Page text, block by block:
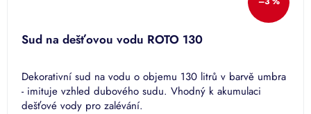
Sud na dešťovou vodu ROTO 130
Dekorativní sud na vodu o objemu 130 litrů v barvě umbra
- imituje vzhled dubového sudu. Vhodný k akumulaci
dešťové vody pro zalévání.